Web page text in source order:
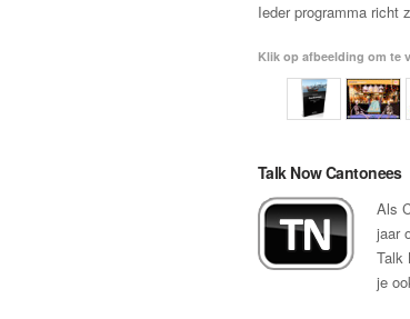
Ieder programma richt
Klik op afbeelding om te
Talk Now Cantonees
Als
jaar
Talk
je